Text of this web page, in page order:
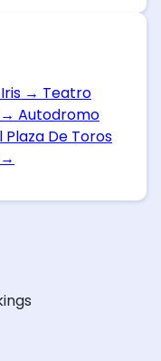
→ Teatro
→ Autodromo
De Toros
→